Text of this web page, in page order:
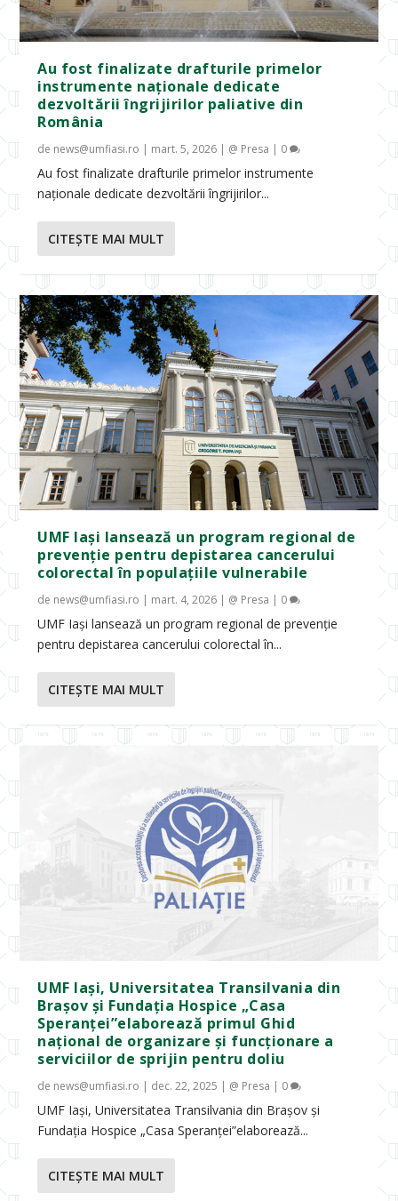
Au fost finalizate drafturile primelor
instrumente naționale dedicate
dezvoltării îngrijirilor paliative din
România
de news@umfiasi.ro | mart. 5, 2026 | @ Presa | 0
Au fost finalizate drafturile primelor instrumente
naționale dedicate dezvoltării îngrijirilor...
CITEŞTE MAI MULT
UMF Iași lansează un program regional de
prevenție pentru depistarea cancerului
colorectal în populațiile vulnerabile
de news@umfiasi.ro | mart. 4, 2026 | @ Presa | 0
UMF Iași lansează un program regional de prevenție
pentru depistarea cancerului colorectal în...
CITEŞTE MAI MULT
UMF Iași, Universitatea Transilvania din
Brașov și Fundația Hospice „Casa
Speranței”elaborează primul Ghid
național de organizare și funcționare a
serviciilor de sprijin pentru doliu
de news@umfiasi.ro | dec. 22, 2025 | @ Presa | 0
UMF Iași, Universitatea Transilvania din Brașov și
Fundația Hospice „Casa Speranței”elaborează...
CITEŞTE MAI MULT